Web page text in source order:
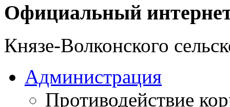
Официальный
Князе-Волконского
Администрация
Противодействие